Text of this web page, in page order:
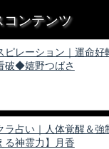
コンテンツ
ピレーション｜運命好
破◆嬉野つばさ
ラ占い｜人体覚醒＆強
る神霊力】月香